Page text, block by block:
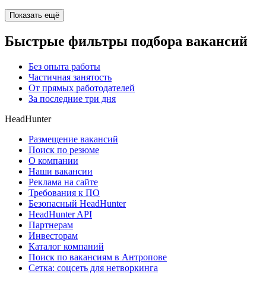
Показать ещё
Быстрые фильтры подбора вакансий
Без опыта работы
Частичная занятость
От прямых работодателей
За последние три дня
HeadHunter
Размещение вакансий
Поиск по резюме
О компании
Наши вакансии
Реклама на сайте
Требования к ПО
Безопасный HeadHunter
HeadHunter API
Партнерам
Инвесторам
Каталог компаний
Поиск по вакансиям в Антропове
Сетка: соцсеть для нетворкинга